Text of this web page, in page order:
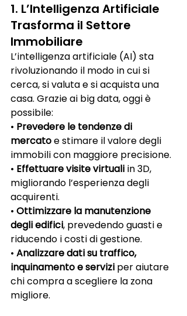
1. L’Intelligenza Artificiale
Trasforma il Settore
Immobiliare
L’intelligenza artificiale (AI) sta
rivoluzionando il modo in cui si
cerca, si valuta e si acquista una
casa. Grazie ai big data, oggi è
possibile:
• Prevedere le tendenze di
mercato e stimare il valore degli
immobili con maggiore precisione.
• Effettuare visite virtuali in 3D,
migliorando l’esperienza degli
acquirenti.
• Ottimizzare la manutenzione
degli edifici, prevedendo guasti e
riducendo i costi di gestione.
• Analizzare dati su traffico,
inquinamento e servizi per aiutare
chi compra a scegliere la zona
migliore.